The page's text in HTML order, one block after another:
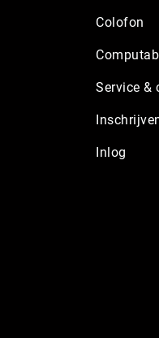
Colofon
Service &
Inlog